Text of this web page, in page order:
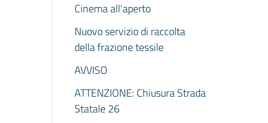
Cinema all’aperto
Nuovo servizio di raccolta
della frazione tessile
AVVISO
ATTENZIONE: Chiusura Strada
Statale 26